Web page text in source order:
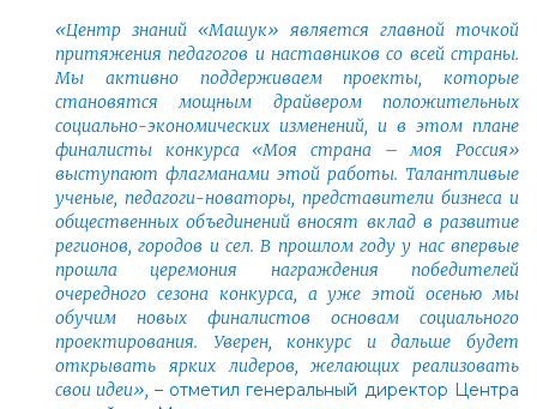
«Центр знаний «Машук» является главной точкой
притяжения педагогов и наставников со всей страны.
Мы активно поддерживаем проекты, которые
становятся мощным драйвером положительных
социально-экономических изменений, и в этом плане
финалисты конкурса «Моя страна – моя Россия»
выступают флагманами этой работы. Талантливые
ученые, педагоги-новаторы, представители бизнеса и
общественных объединений вносят вклад в развитие
регионов, городов и сел. В прошлом году у нас впервые
прошла церемония награждения победителей
очередного сезона конкурса, а уже этой осенью мы
обучим новых финалистов основам социального
проектирования. Уверен, конкурс и дальше будет
открывать ярких лидеров, желающих реализовать
свои идеи», – отметил генеральный директор Центра